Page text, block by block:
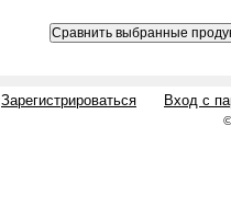
Зарегистрироваться Вход с